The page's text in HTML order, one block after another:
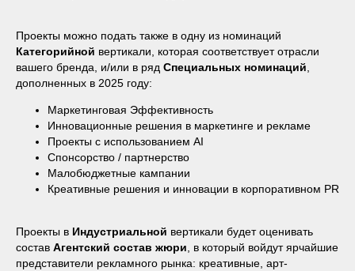
Проекты можно подать также в одну из номинаций
Категорийной вертикали, которая соответствует отрасли
вашего бренда, и/или в ряд Специальных номинаций
дополненных в 2025 году:
Маркетинговая Эффективность
Инновационные решения в маркетинге и рекламе
Проекты с использованием AI
Спонсорство / партнерство
Малобюджетные кампании
Креативные решения и инновации в корпоративном PR
Проекты в Индустриальной вертикали будет оценивать
состав Агентский состав жюри , в который войдут ярчайшие
представители рекламного рынка: креативные, арт-